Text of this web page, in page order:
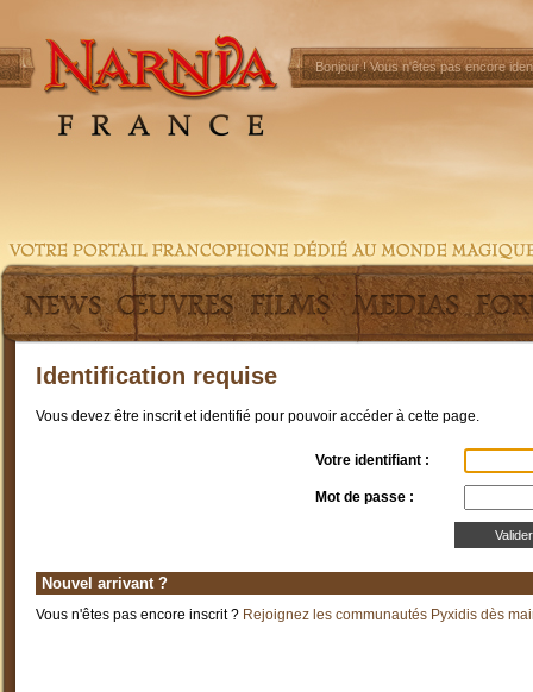
Bonjour !Vous n'êtes pas encore
Identification requise
Vous devez être inscrit et identifié pour pouvoir accéder à cette page.
Votre identifiant :
Mot de passe :
Nouvel arrivant ?
Vous n'êtes pas encore inscrit ? Rejoignez les communautés Pyxidis dès